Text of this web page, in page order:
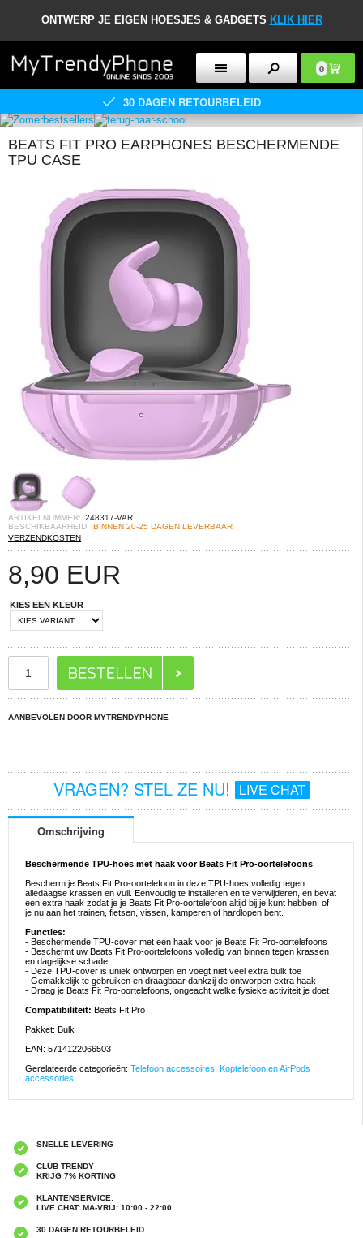
ONTWERP JE EIGEN HOESJES & GADGETS KLIK HIER
0
30 DAGEN RETOURBELEID
BEATS FIT PRO EARPHONES BESCHERMENDE
TPU CASE
ARTIKELNUMMER: 248317-VAR
BESCHIKBAARHEID: BINNEN 20-25 DAGEN LEVERBAAR
VERZENDKOSTEN
8,90 EUR
KIES EEN KLEUR
AANBEVOLEN DOOR MYTRENDYPHONE
VRAGEN? STEL ZE NU! LIVE CHAT
Omschrijving
Beschermende TPU-hoes met haak voor Beats Fit Pro-oortelefoons
Bescherm je Beats Fit Pro-oortelefoon in deze TPU-hoes volledig tegen
alledaagse krassen en vuil. Eenvoudig te installeren en te verwijderen, en bevat
een extra haak zodat je je Beats Fit Pro-oortelefoon altijd bij je kunt hebben, of
je nu aan het trainen, fietsen, vissen, kamperen of hardlopen bent.
Functies:
- Beschermende TPU-cover met een haak voor je Beats Fit Pro-oortelefoons
- Beschermt uw Beats Fit Pro-oortelefoons volledig van binnen tegen krassen
en dagelijkse schade
- Deze TPU-cover is uniek ontworpen en voegt niet veel extra bulk toe
- Gemakkelijk te gebruiken en draagbaar dankzij de ontworpen extra haak
- Draag je Beats Fit Pro-oortelefoons, ongeacht welke fysieke activiteit je doet
Compatibiliteit: Beats Fit Pro
Pakket: Bulk
EAN: 5714122066503
Gerelateerde categorieën: Telefoon accessoires
Koptelefoon en AirPods
accessories
SNELLE LEVERING
CLUB TRENDY
KRIJG 7% KORTING
KLANTENSERVICE:
LIVE CHAT: MA-VRIJ: 10:00 - 22:00
30 DAGEN RETOURBELEID